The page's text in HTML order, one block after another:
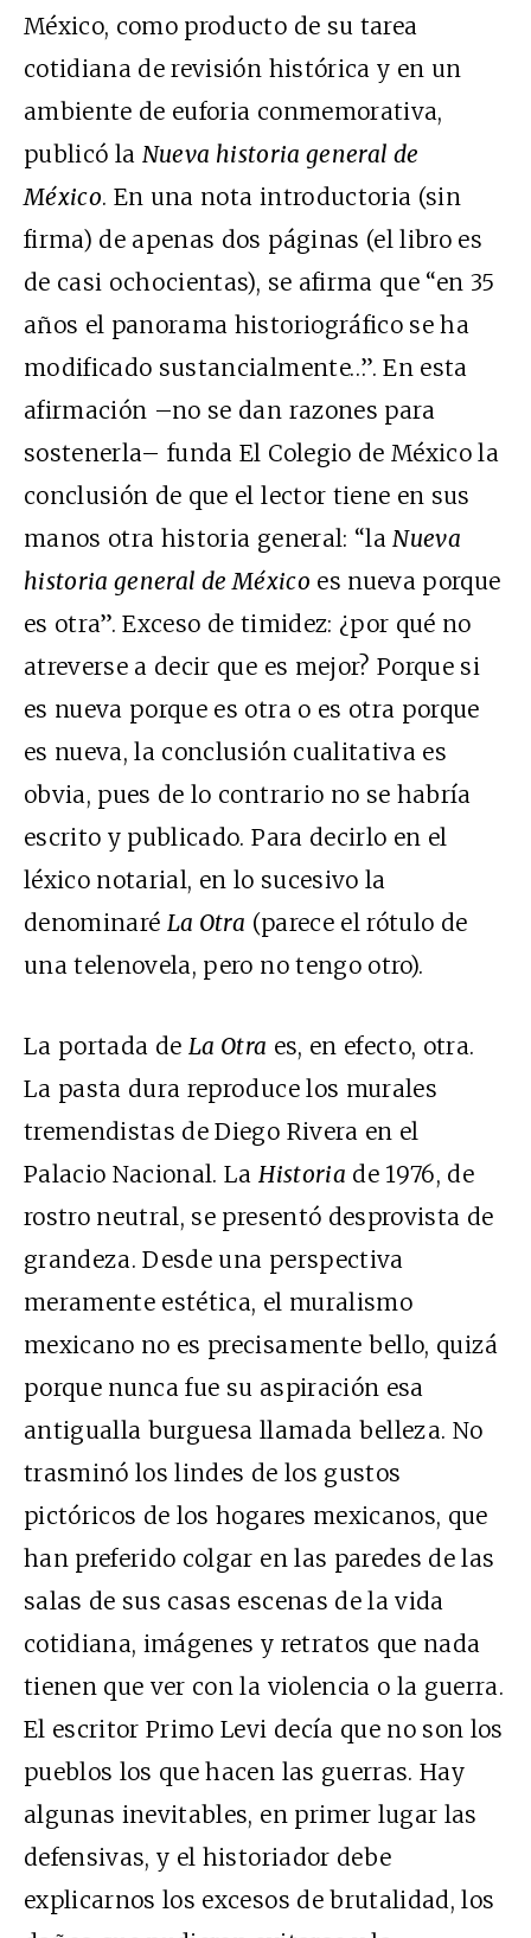
México, como producto de su tarea
cotidiana de revisión histórica y en un
ambiente de euforia conmemorativa,
publicó la Nueva historia general de
México. En una nota introductoria (sin
firma) de apenas dos páginas (el libro es
de casi ochocientas), se afirma que “en 35
años el panorama historiográfico se ha
modificado sustancialmente…”. En esta
afirmación –no se dan razones para
sostenerla– funda El Colegio de México la
conclusión de que el lector tiene en sus
manos otra historia general: “laNueva
historia general de México es nueva porque
es otra”. Exceso de timidez: ¿por qué no
atreverse a decir que es mejor? Porque si
es nueva porque es otra o es otra porque
es nueva, la conclusión cualitativa es
obvia, pues de lo contrario no se habría
escrito y publicado. Para decirlo en el
léxico notarial, en lo sucesivo la
denominaré La Otra (parece el rótulo de
una telenovela, pero no tengo otro).
La portada de La Otra es, en efecto, otra.
La pasta dura reproduce los murales
tremendistas de Diego Rivera en el
Palacio Nacional. LaHistoria de 1976, de
rostro neutral, se presentó desprovista de
grandeza. Desde una perspectiva
meramente estética, el muralismo
mexicano no es precisamente bello, quizá
porque nunca fue su aspiración esa
antigualla burguesa llamada belleza. No
trasminó los lindes de los gustos
pictóricos de los hogares mexicanos, que
han preferido colgar en las paredes de las
salas de sus casas escenas de la vida
cotidiana, imágenes y retratos que nada
tienen que ver con la violencia o la guerra.
El escritor Primo Levi decía que no son los
pueblos los que hacen las guerras. Hay
algunas inevitables, en primer lugar las
defensivas, y el historiador debe
explicarnos los excesos de brutalidad, los